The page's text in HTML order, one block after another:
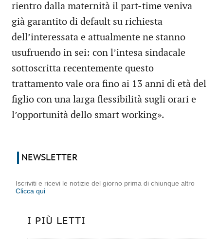
rientro dalla maternità il part-time veniva
già garantito di default su richiesta
dell’interessata e attualmente ne stanno
usufruendo in sei: con l’intesa sindacale
sottoscritta recentemente questo
trattamento vale ora fino ai 13 anni di età del
figlio con una larga flessibilità sugli orari e
l’opportunità dello smart working».
NEWSLETTER
Iscriviti e ricevi le notizie del giorno prima di chiunque altro
Clicca qui
I PIÙ LETTI